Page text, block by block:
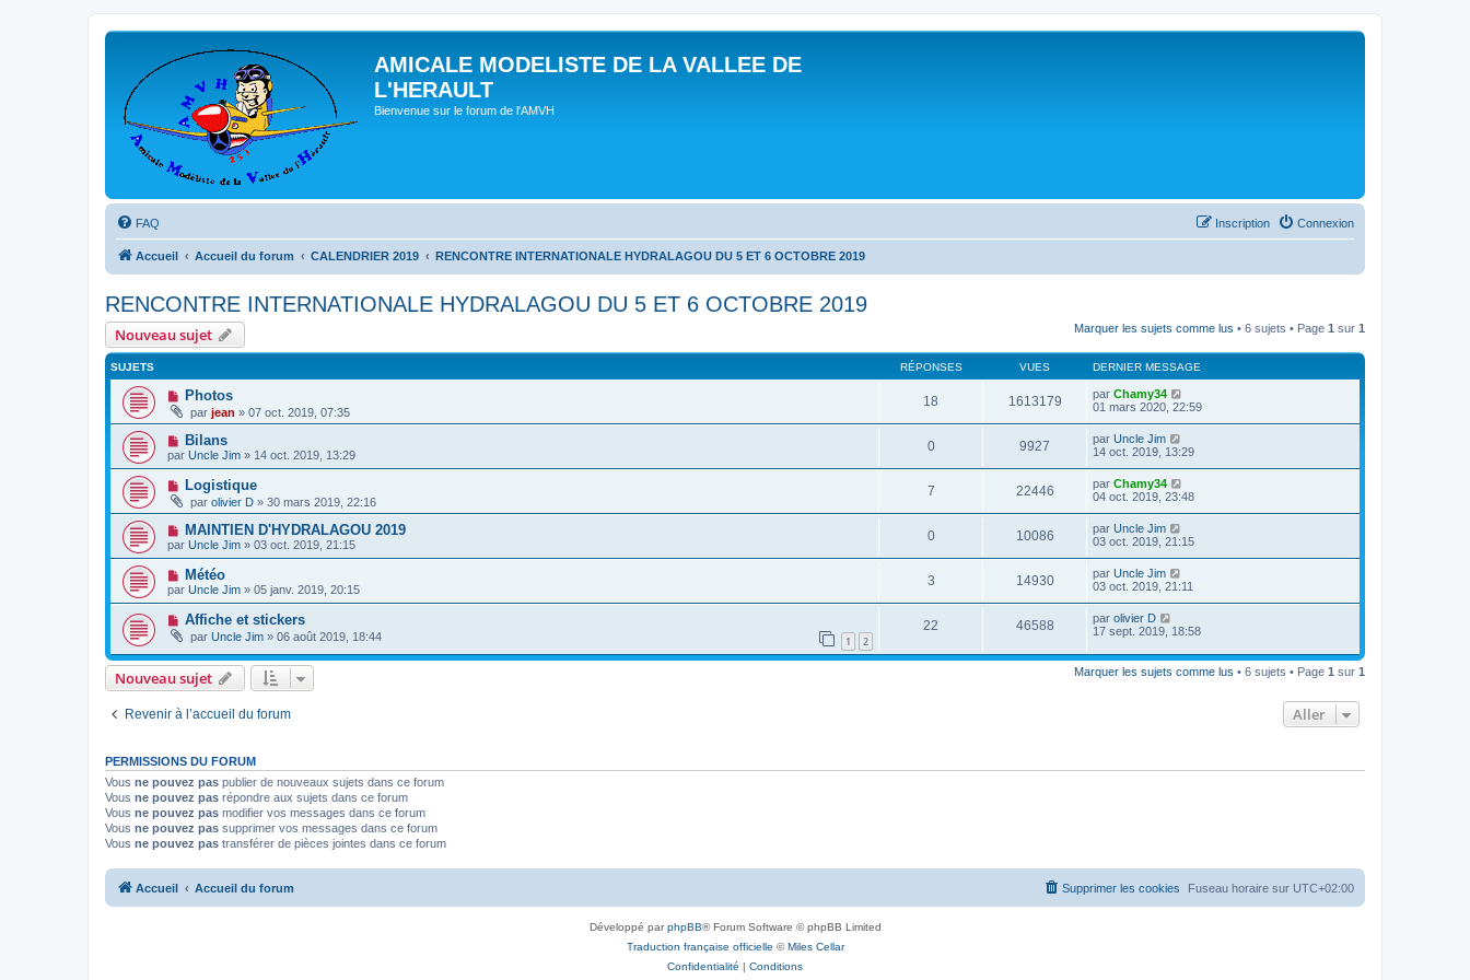
AMICALE MODELISTE DE LA VALLEE DE
L'HERAULT
Bienvenue sur le forum de l'AMVH
FAQ Connexion
Inscription
Accueil Accueil du forum CALENDRIER 2019 RENCONTRE INTERNATIONALE HYDRALAGOU DU 5 ET 6 OCTOBRE 2019
RENCONTRE INTERNATIONALE HYDRALAGOU DU 5 ET 6 OCTOBRE 2019
Nouveau sujet Marquer les sujets comme lus • 6 sujets • Page 1 sur 1
SUJETS RÉPONSES VUES DERNIER MESSAGE
Photos
par jean » 07 oct. 2019, 07:35
18 1613179 par Chamy34
01 mars 2020, 22:59
Bilans
par Uncle Jim » 14 oct. 2019, 13:29
0 9927 par Uncle Jim
14 oct. 2019, 13:29
Logistique
par olivier D » 30 mars 2019, 22:16
7 22446 par Chamy34
04 oct. 2019, 23:48
MAINTIEN D'HYDRALAGOU 2019
par Uncle Jim » 03 oct. 2019, 21:15
0 10086 par Uncle Jim
03 oct. 2019, 21:15
Météo
par Uncle Jim » 05 janv. 2019, 20:15
3 14930 par Uncle Jim
03 oct. 2019, 21:11
Affiche et stickers
par Uncle Jim » 06 août 2019, 18:44 1 2
22 46588 par olivier D
17 sept. 2019, 18:58
Nouveau sujet Marquer les sujets comme lus • 6 sujets • Page 1 sur 1
Revenir à l’accueil du forum Aller
PERMISSIONS DU FORUM
Vous ne pouvez pas publier de nouveaux sujets dans ce forum
Vous ne pouvez pas répondre aux sujets dans ce forum
Vous ne pouvez pas modifier vos messages dans ce forum
Vous ne pouvez pas supprimer vos messages dans ce forum
Vous ne pouvez pas transférer de pièces jointes dans ce forum
Accueil Accueil du forum Fuseau horaire sur UTC+02:00
Supprimer les cookies
Développé parphpBB® Forum Software © phpBB Limited
Traduction française officielle ©Miles Cellar
Confidentialité | Conditions